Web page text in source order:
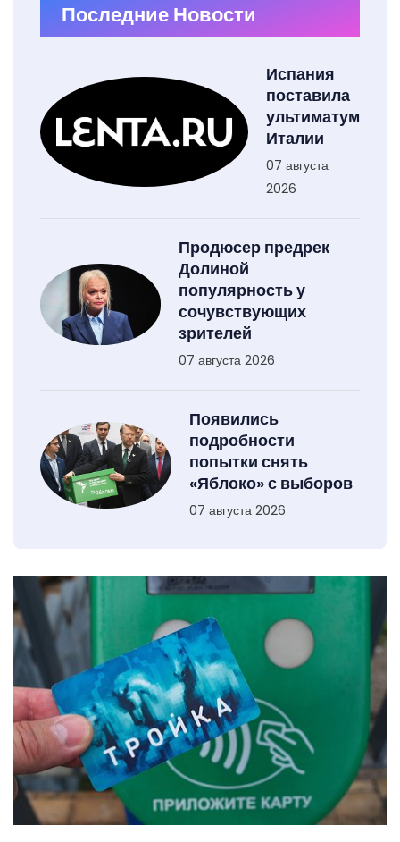
Последние Новости
Испания
поставила
ультиматум
Италии
07 августа
2026
Продюсер предрек
Долиной
популярность у
сочувствующих
зрителей
07 августа 2026
Появились
подробности
попытки снять
«Яблоко» с выборов
07 августа 2026